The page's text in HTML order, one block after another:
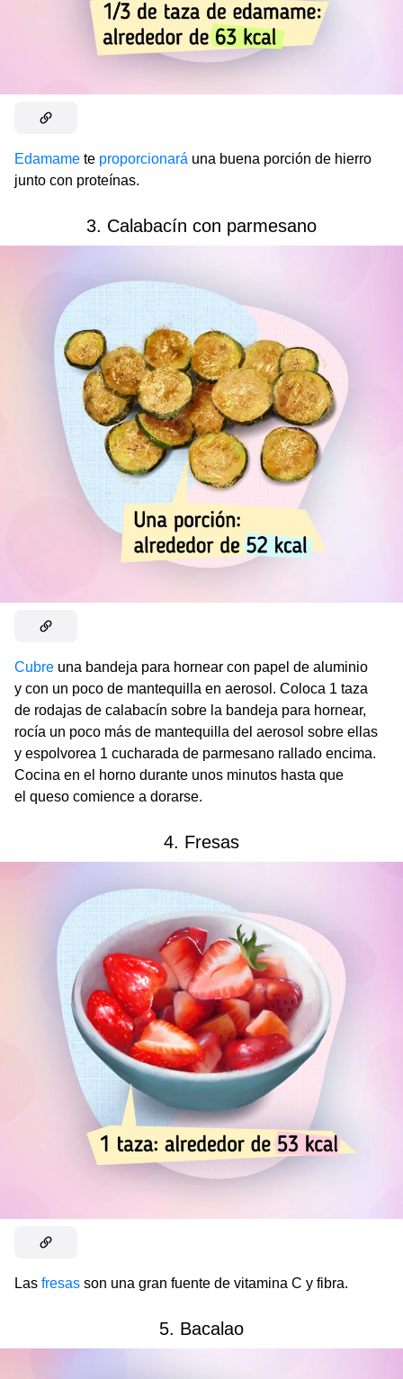
Edamame te proporcionará una buena porción de hierro
junto con proteínas.
3. Calabacín con parmesano
Cubre una bandeja para hornear con papel de aluminio
y con un poco de mantequilla en aerosol. Coloca 1 taza
de rodajas de calabacín sobre la bandeja para hornear,
rocía un poco más de mantequilla del aerosol sobre ellas
y espolvorea 1 cucharada de parmesano rallado encima.
Cocina en el horno durante unos minutos hasta que
el queso comience a dorarse.
4. Fresas
Las fresas son una gran fuente de vitamina C y fibra.
5. Bacalao